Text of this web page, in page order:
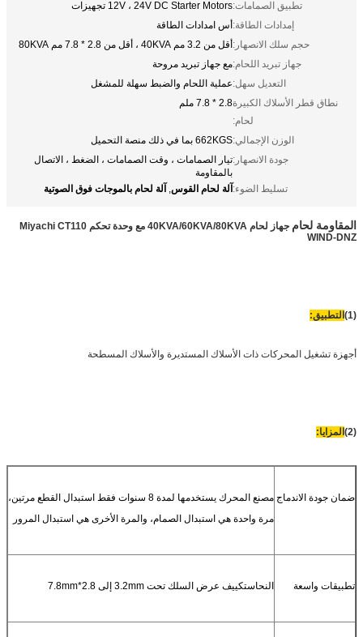
تطبيق الصمامات:12V ، 24V DC Starter Motors تجهيزات
إمدادات الطاقة:أس امدادات الطاقة
حجم سلك الانصهار:أقل من 3.2 مم 40KVA ، أقل من 2.8 * 7.8 مم 80KVA
جهاز تبريد اللحام:مع جهاز تبريد مروحة
التعديل سهل:عملية اللحام والضبط سهلة للمشغل
نطاق قطر الأسلاك الكبيرة
لحام:
2.8 * 7.8 ملم
الوزن الإجمالي:662KGS بما في ذلك منصة التحميل
جودة الانصهار:تيار الصمامات ، وقت الصمامات ، الضغط ، الاتصال
بالمقاومة
تسليط الضوء:آلة لحام القوس, آلة لحام بالموجات فوق الصوتية
المقاومة لحام
جهاز لحام 40KVA/60KVA/80KVA مع وحدة تحكم Miyachi CT110
WIND-DNZ
(1) التطبيق:
أجهزة تشغيل المحركات ذات الأسلاك المستديرة والأسلاك المسطحة
(2) المزايا:
ضمان جودة الاندماج مصنع المحرك يستخدمها لمدة 8 سنوات فقط استبدال القطع مرتين،
مرة واحدة هي استبدال الصمام، والمرة الأخرى هي استبدال المرور
تطبيقات واسعة النحاستكييف عرض السلك تحت 3.2mm إلى 2.8*7.8mm